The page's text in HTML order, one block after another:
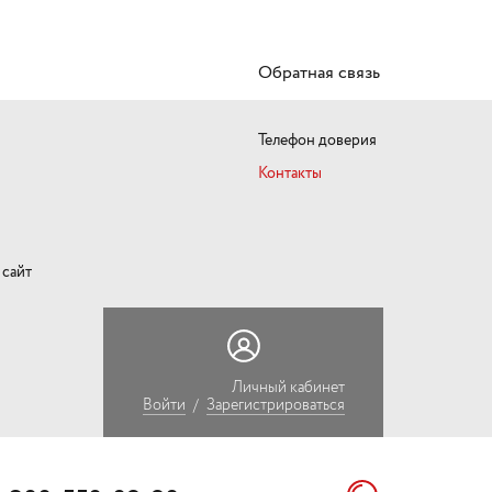
Обратная связь
Телефон доверия
Контакты
Личный кабинет
Войти / Зарегистрироваться